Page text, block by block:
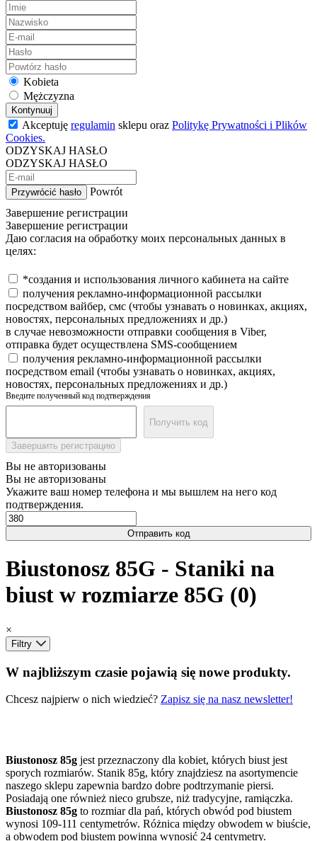
Kobieta
Mężczyzna
Kontynuuj
Akceptuję regulamin sklepu oraz Politykę Prywatności i Plików
Cookies.
ODZYSKAJ HASŁO
ODZYSKAJ HASŁO
Przywrócić hasło
Powrót
Завершение регистрации
Завершение регистрации
Даю согласия на обработку моих персональных данных в
целях:
*создания и использования личного кабинета на сайте
получения рекламно-информационной рассылки
посредством вайбер, смс (чтобы узнавать о новинках, акциях,
новостях, персональных предложениях и др.)
в случае невозможности отправки сообщения в Viber,
отправка будет осуществлена SMS-сообщением
получения рекламно-информационной рассылки
посредством email (чтобы узнавать о новинках, акциях,
новостях, персональных предложениях и др.)
Введите полученный код подтверждения
Получить код
Завершить регистрацию
Вы не авторизованы
Вы не авторизованы
Укажите ваш номер телефона и мы вышлем на него код
подтверждения.
Отправить код
Biustonosz 85G - Staniki na
biust w rozmiarze 85G (0)
×
Filtry
W najbliższym czasie pojawią się nowe produkty.
Chcesz najpierw o nich wiedzieć? Zapisz się na nasz newsletter!
Biustonosz 85g jest przeznaczony dla kobiet, których biust jest
sporych rozmiarów. Stanik 85g, który znajdziesz na asortymencie
naszego sklepu zapewnia bardzo dobre podtrzymanie piersi.
Posiadają one również nieco grubsze, niż tradycyjne, ramiączka.
Biustonosz 85g to rozmiar dla pań, których obwód pod biustem
wynosi 109-111 centymetrów. Różnica między obwodem w biuście,
a obwodem pod biustem powinna wynosić 24 centymetry.